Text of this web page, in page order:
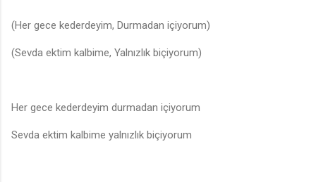
(Her gece kederdeyim, Durmadan içiyorum)
(Sevda ektim kalbime, Yalnızlık biçiyorum)
Her gece kederdeyim durmadan içiyorum
Sevda ektim kalbime yalnızlık biçiyorum